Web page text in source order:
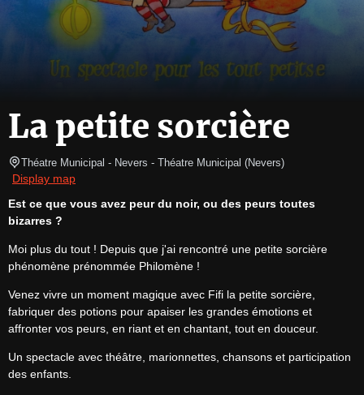
La petite sorcière
Théatre Municipal - Nevers - Théatre Municipal (Nevers)
Display map
Est ce que vous avez peur du noir, ou des peurs toutes
bizarres ?
Moi plus du tout ! Depuis que j'ai rencontré une petite sorcière
phénomène prénommée Philomène !
Venez vivre un moment magique avec Fifi la petite sorcière,
fabriquer des potions pour apaiser les grandes émotions et
affronter vos peurs, en riant et en chantant, tout en douceur.
Un spectacle avec théâtre, marionnettes, chansons et participation
des enfants.